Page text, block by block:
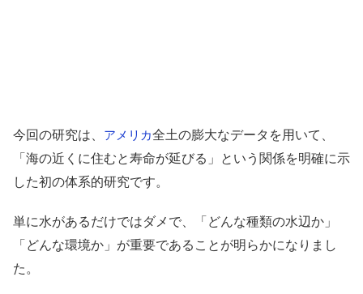
今回の研究は、 アメリカ全土の膨大なデータを用いて、
「海の近くに住むと寿命が延びる」という関係を明確に示
した初の体系的研究です。
単に水があるだけではダメで、「どんな種類の水辺か」
「どんな環境か」が重要であることが明らかになりまし
た。